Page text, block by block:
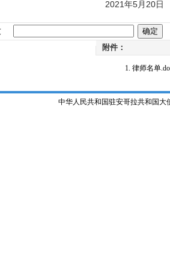
2021年5月20日
附件：
律师名单
中华人民共和国驻安哥拉共和国大